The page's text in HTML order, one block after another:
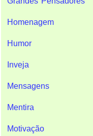
Homenagem
Humor
Inveja
Mensagens
Mentira
Motivação